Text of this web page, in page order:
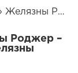
Роджер – Последняя вечеря | 25895
Роджер –